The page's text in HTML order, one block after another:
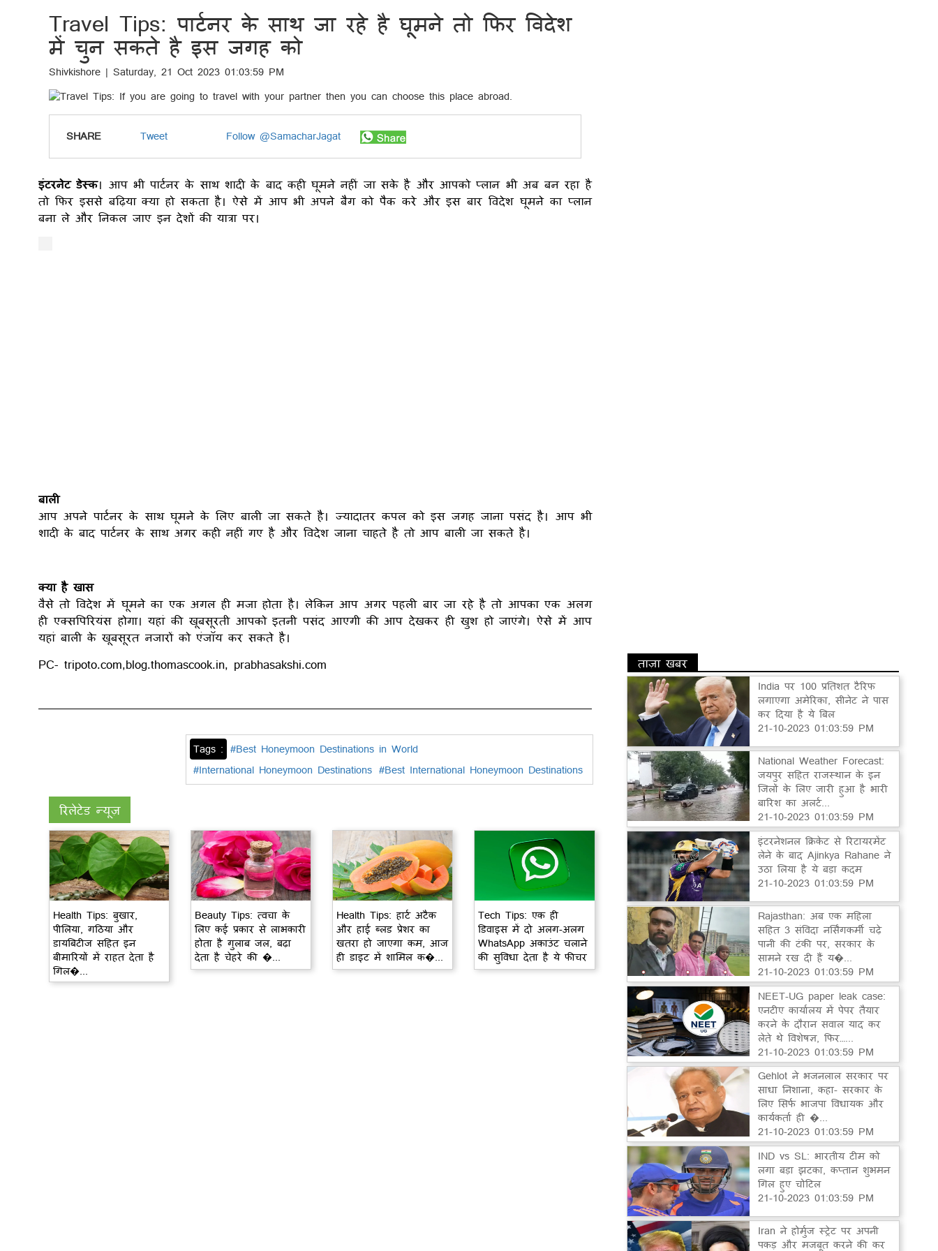
Travel Tips: पार्टनर के साथ जा रहे है घूमने तो फिर विदेश
में चुन सकते है इस जगह को
Shivkishore | Saturday, 21 Oct 2023 01:03:59 PM
SHARE Tweet Follow @SamacharJagat
इंटरनेट डेस्क। आप भी पार्टनर के साथ शादी के बाद कही घूमने नहीं जा सके है और आपको प्लान भी अब बन रहा है
तो फिर इससे बढ़िया क्या हो सकता है। ऐसे में आप भी अपने बैग को पैक करे और इस बार विदेश घूमने का प्लान
बना ले और निकल जाए इन देशों की यात्रा पर।
बाली
आप अपने पार्टनर के साथ घूमने के लिए बाली जा सकते है। ज्यादातर कपल को इस जगह जाना पसंद है। आप भी
शादी के बाद पार्टनर के साथ अगर कही नहीं गए है और विदेश जाना चाहते है तो आप बाली जा सकते है।
क्या है खास
वैसे तो विदेश में घूमने का एक अगल ही मजा होता है। लेकिन आप अगर पहली बार जा रहे है तो आपका एक अलग
ही एक्सपिरियंस होगा। यहां की खूबसूरती आपको इतनी पसंद आएगी की आप देखकर ही खुश हो जाएंगे। ऐसे में आप
यहां बाली के खूबसूरत नजारों को एंजॉय कर सकते है।
PC- tripoto.com,blog.thomascook.in, prabhasakshi.com
Tags : #Best Honeymoon Destinations in World
#International Honeymoon Destinations #Best International Honeymoon Destinations
रिलेटेड न्यूज़
Health Tips: बुखार,
पीलिया, गठिया और
डायबिटीज सहित इन
बीमारियों में राहत देता है
गिल�...
Beauty Tips: त्वचा के
लिए कई प्रकार से लाभकारी
होता है गुलाब जल, बढ़ा
देता है चेहरे की �...
Health Tips: हार्ट अटैक
और हाई ब्लड प्रेशर का
खतरा हो जाएगा कम, आज
ही डाइट में शामिल क�...
Tech Tips: एक ही
डिवाइस में दो अलग-अलग
WhatsApp अकाउंट चलाने
की सुविधा देता है ये फीचर
ताज़ा खबर
India पर 100 प्रतिशत टैरिफ
लगाएगा अमेरिका, सीनेट ने पास
कर दिया है ये बिल
21-10-2023 01:03:59 PM
National Weather Forecast:
जयपुर सहित राजस्थान के इन
जिलों के लिए जारी हुआ है भारी
बारिश का अलर्ट...
21-10-2023 01:03:59 PM
इंटरनेशनल क्रिकेट से रिटायरमेंट
लेने के बाद Ajinkya Rahane ने
उठा लिया है ये बड़ा कदम
21-10-2023 01:03:59 PM
Rajasthan: अब एक महिला
सहित 3 संविदा नर्सिंगकर्मी चढ़े
पानी की टंकी पर, सरकार के
सामने रख दी हैं य�...
21-10-2023 01:03:59 PM
NEET-UG paper leak case:
एनटीए कार्यालय में पेपर तैयार
करने के दौरान सवाल याद कर
लेते थे विशेषज्ञ, फिर…...
21-10-2023 01:03:59 PM
Gehlot ने भजनलाल सरकार पर
साधा निशाना, कहा- सरकार के
लिए सिर्फ भाजपा विधायक और
कार्यकर्ता ही �...
21-10-2023 01:03:59 PM
IND vs SL: भारतीय टीम को
लगा बड़ा झटका, कप्तान शुभमन
गिल हुए चोटिल
21-10-2023 01:03:59 PM
Iran ने होर्मुज स्ट्रेट पर अपनी
पकड़ और मजबूत करने की कर